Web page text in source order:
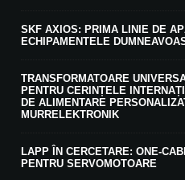
SKF AXIOS: PRIMA LINIE DE
ECHIPAMENTELE
TRANSFORMATOARE
PENTRU CERINȚELE
DE ALIMENTARE
MURRELEKTRONIK
LAPP ÎN CERCETARE: ONE-
PENTRU SERVOMOTOARE